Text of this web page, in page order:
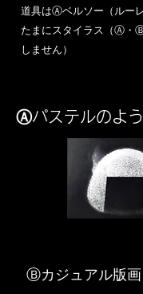
道具はⒶベルソー（ルー
たまにスタイラス（Ⓐ・
しません）
Ⓐパステルのよ
​Ⓑカジュアル版画